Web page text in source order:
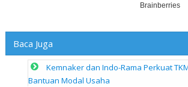
Baca Juga
Kemnaker dan Indo-Rama Perkuat
Bantuan Modal Usaha